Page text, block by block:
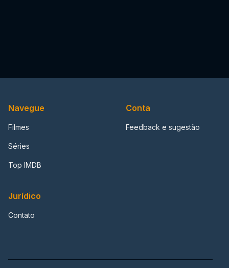
Navegue
Filmes
Séries
Top IMDB
Conta
Feedback e sugestão
Jurídico
Contato